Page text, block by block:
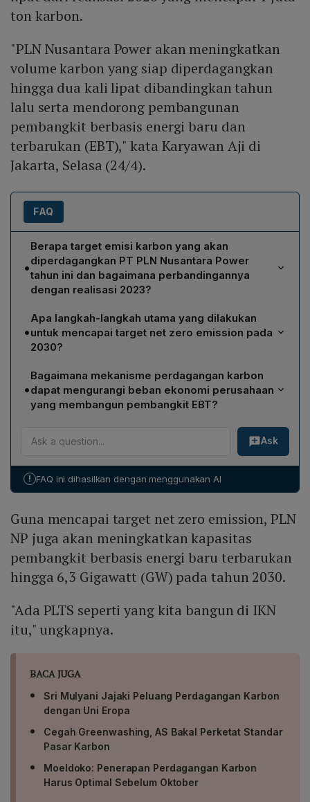
ton karbon.
"PLN Nusantara Power akan meningkatkan
volume karbon yang siap diperdagangkan
hingga dua kali lipat dibandingkan tahun
lalu serta mendorong pembangunan
pembangkit berbasis energi baru dan
terbarukan (EBT)," kata Karyawan Aji di
Jakarta, Selasa (24/4).
FAQ
•
Berapa target emisi karbon yang akan
diperdagangkan PT PLN Nusantara Power
tahun ini dan bagaimana perbandingannya
dengan realisasi 2023?
Targetnya adalah 2 juta ton CO₂ setara, dua kali lipat
dari realisasi tahun 2023 yang hanya mencapai 1 juta
ton. Dengan demikian volume karbon yang siap
•
Apa langkah-langkah utama yang dilakukan
untuk mencapai target net zero emission pada
2030?
PLN NP akan meningkatkan kapasitas pembangkit
berbasis energi baru terbarukan (EBT) hingga 6,3 GW
pada 2030, termasuk pembangunan PLTS 50 MW di Ibu
Kota Nusantara dan PLTS Terapung Cirata 192 MWp,
sekaligus memperluas perdagangan karbon melalui IDX
Carbon dan sertifikasi pengurangan emisi.
•
Bagaimana mekanisme perdagangan karbon
dapat mengurangi beban ekonomi perusahaan
yang membangun pembangkit EBT?
Perusahaan yang membangun pembangkit EBT dapat
menghasilkan sertifikat karbon yang dapat
diperdagangkan. Penjualan sertifikat tersebut
operasional pembangkit berkurang, sementara
sertifikat, meningkatkan beban mereka.
Ask
! FAQ ini dihasilkan dengan menggunakan AI
Guna mencapai target net zero emission, PLN
NP juga akan meningkatkan kapasitas
pembangkit berbasis energi baru terbarukan
hingga 6,3 Gigawatt (GW) pada tahun 2030.
"Ada PLTS seperti yang kita bangun di IKN
itu," ungkapnya.
BACA JUGA
Sri Mulyani Jajaki Peluang Perdagangan Karbon
dengan Uni Eropa
Cegah Greenwashing, AS Bakal Perketat Standar
Pasar Karbon
Moeldoko: Penerapan Perdagangan Karbon
Harus Optimal Sebelum Oktober